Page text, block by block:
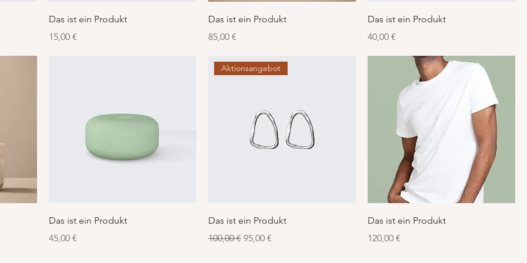
Das ist ein Produkt
Preis
15,00 €
Das ist ein Produkt
Preis
85,00 €
Das ist ein Produkt
Preis
40,00 €
Das ist ein Produkt
Preis
45,00 €
Aktionsangebot
Das ist ein Produkt
Standardpreis
100,00 € Sale-Preis
95,00 €
Das ist ein Produkt
Preis
120,00 €